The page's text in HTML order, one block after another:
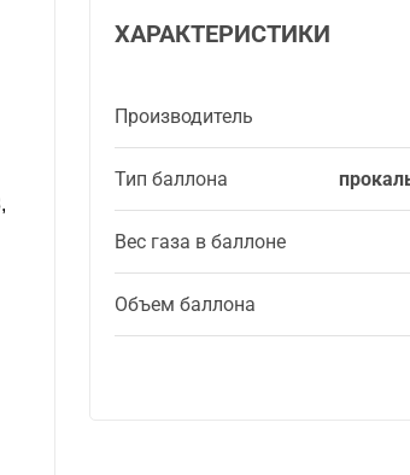
ХАРАКТЕРИСТИКИ
Производитель
Тип баллона
Вес газа в баллоне
Объем баллона